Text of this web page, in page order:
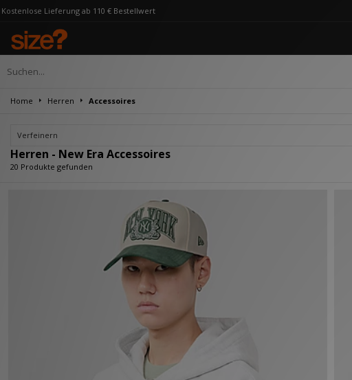
Home Herren Accessoires
Verfeinern
Herren - New Era Accessoires
20 Produkte gefunden